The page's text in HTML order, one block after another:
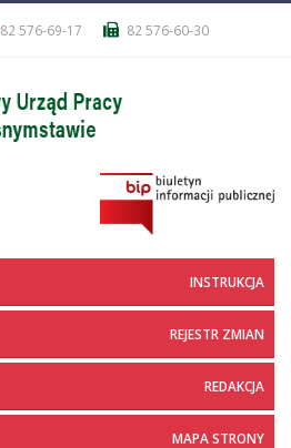
82 576-69-17 82 576-60-30
INSTRUKCJA
REJESTR ZMIAN
REDAKCJA
MAPA STRONY